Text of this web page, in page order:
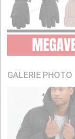
GALERIE PHOTO